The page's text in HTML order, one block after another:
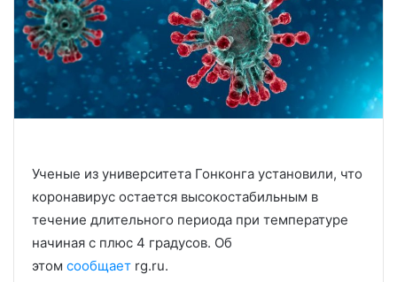
Ученые из университета Гонконга установили, что
коронавирус остается высокостабильным в
течение длительного периода при температуре
начиная с плюс 4 градусов. Об
этом сообщает rg.ru.